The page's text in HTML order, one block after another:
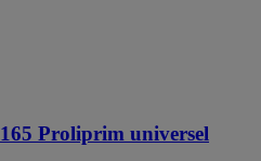
165 Proliprim universel